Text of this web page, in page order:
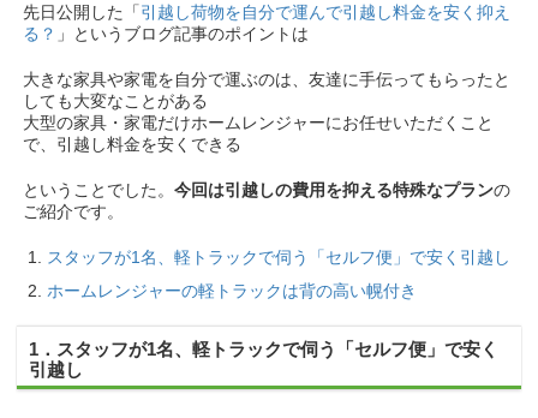
先日公開した「引越し荷物を自分で運んで引越し料金を安く抑え
る？ 」というブログ記事のポイントは
大きな家具や家電を自分で運ぶのは、友達に手伝ってもらったと
しても大変なことがある
大型の家具・家電だけホームレンジャーにお任せいただくこと
で、引越し料金を安くできる
ということでした。今回は引越しの費用を抑える特殊なプランの
ご紹介です。
スタッフが1名、軽トラックで伺う「セルフ便」で安く引越し
ホームレンジャーの軽トラックは背の高い幌付き
1．スタッフが1名、軽トラックで伺う「セルフ便」で安く
引越し